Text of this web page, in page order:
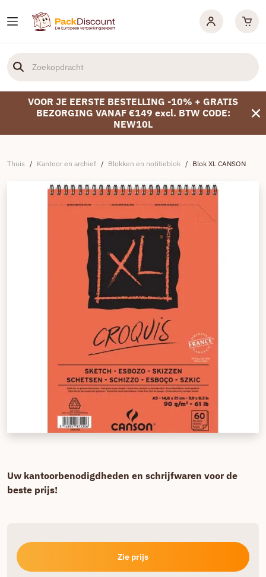
VOOR JE EERSTE BESTELLING -10% + GRATIS
BEZORGING VANAF €149 excl. BTW CODE:
NEW10L
Thuis / Kantoor en archief / Blokken en notitieblok / Blok XL CANSON
Uw kantoorbenodigdheden en schrijfwaren voor de
beste prijs!
Zie prijs